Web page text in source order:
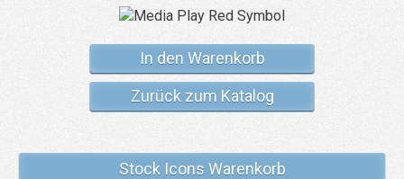
In den Warenkorb
Zurück zum Katalog
Stock Icons Warenkorb